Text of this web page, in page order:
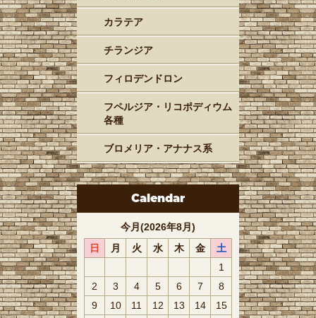
カラテア
チランジア
フィロデンドロン
フペルジア・リコポディウム
各種
ブロメリア・アナナス系
Calendar
今月(2026年8月)
日
月 火 水 木 金
土
1
2
3 4 5 6 7
8
9
10 11 12 13 14
15